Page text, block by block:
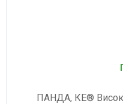
ПАНДА, КЕ®